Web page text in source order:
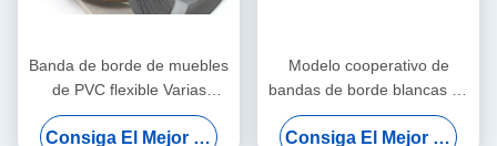
Banda de borde de muebles
de PVC flexible Varias
texturas Opcional Panel anti-
colisión impermeable cinta
Consiga El Mejor Precio
Modelo cooperativo de
bandas de borde blancas de
banda de borde de color a
juego de alta densidad para
Consiga El Mejor Precio